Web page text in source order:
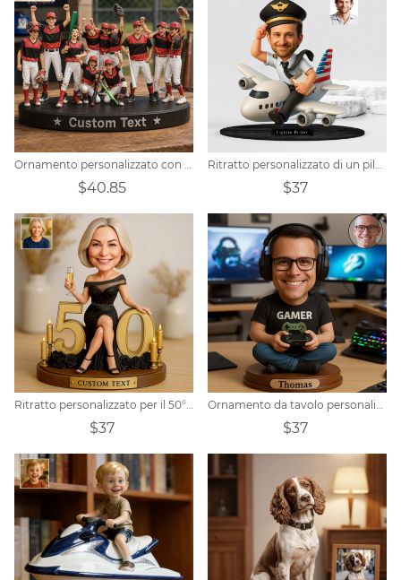
Ornamento personalizzato con ritratto a tema squadra di baseball
$40.85
Ritratto personalizzato di un pilota dei cartoni animati
$37
Ritratto personalizzato per il 50° compleanno di una donna
$37
Ornamento da tavolo personalizzato con ritratto di giocatore
$37